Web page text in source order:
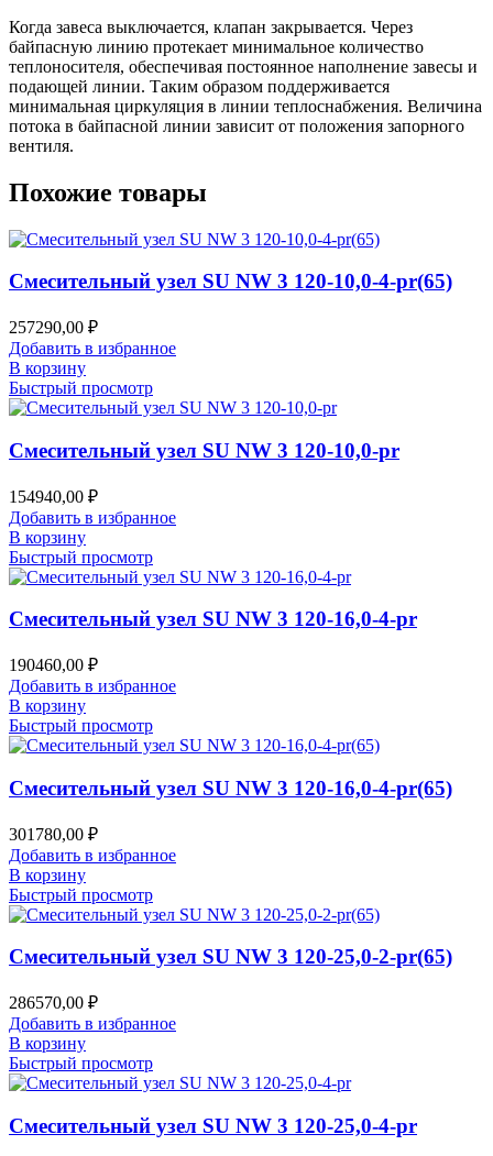
Когда завеса выключается, клапан закрывается. Через
байпасную линию протекает минимальное количество
теплоносителя, обеспечивая постоянное наполнение завесы и
подающей линии. Таким образом поддерживается
минимальная циркуляция в линии теплоснабжения. Величина
потока в байпасной линии зависит от положения запорного
вентиля.
Похожие товары
Смесительный узел SU NW 3 120-10,0-4-pr(65)
257290,00 ₽
Добавить в избранное
В корзину
Быстрый просмотр
Смесительный узел SU NW 3 120-10,0-pr
154940,00 ₽
Добавить в избранное
В корзину
Быстрый просмотр
Смесительный узел SU NW 3 120-16,0-4-pr
190460,00 ₽
Добавить в избранное
В корзину
Быстрый просмотр
Смесительный узел SU NW 3 120-16,0-4-pr(65)
301780,00 ₽
Добавить в избранное
В корзину
Быстрый просмотр
Смесительный узел SU NW 3 120-25,0-2-pr(65)
286570,00 ₽
Добавить в избранное
В корзину
Быстрый просмотр
Смесительный узел SU NW 3 120-25,0-4-pr